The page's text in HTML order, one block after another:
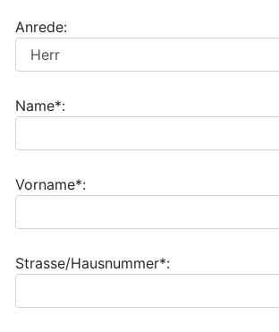
Anrede:
Name*:
Vorname*:
Strasse/Hausnummer*: